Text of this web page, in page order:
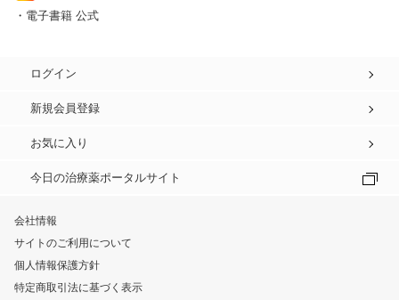
・電子書籍 公式
ログイン
新規会員登録
お気に入り
今日の治療薬ポータルサイト
会社情報
サイトのご利用について
個人情報保護方針
特定商取引法に基づく表示